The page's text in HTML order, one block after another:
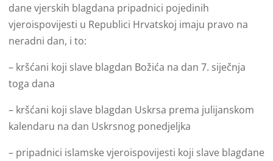
dane vjerskih blagdana pripadnici pojedinih
vjeroispovijesti u Republici Hrvatskoj imaju pravo na
neradni dan, i to:
– kršćani koji slave blagdan Božića na dan 7. siječnja
toga dana
– kršćani koji slave blagdan Uskrsa prema julijanskom
kalendaru na dan Uskrsnog ponedjeljka
– pripadnici islamske vjeroispovijesti koji slave blagdane